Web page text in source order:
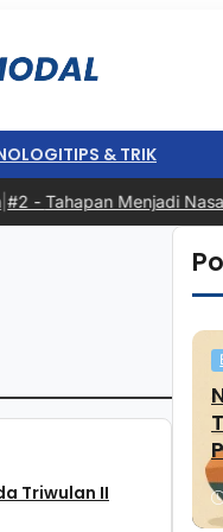
TIPS & TRIK
-Tahapan Menjadi
Triwulan II